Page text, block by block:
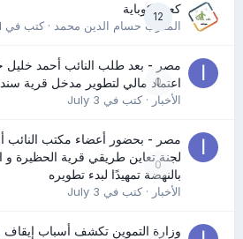
12
كعب كوباية
المدرب حسام الدين محمد· كتب في
0
مصر - بعد طلب النائب أحمد خليل
اعتماد مالي لتطوير مدخل قرية سند
الأخبار· كتب في July 3
0
مصر - بحضور أعضاء مكتب النائب
لجنة تعاين طريقي قرية الحظيرة و
بالنهضة تمهيدًا لبدء تطويره
الأخبار· كتب في July 3
وزارة التموين تكشف أسباب إيقاف